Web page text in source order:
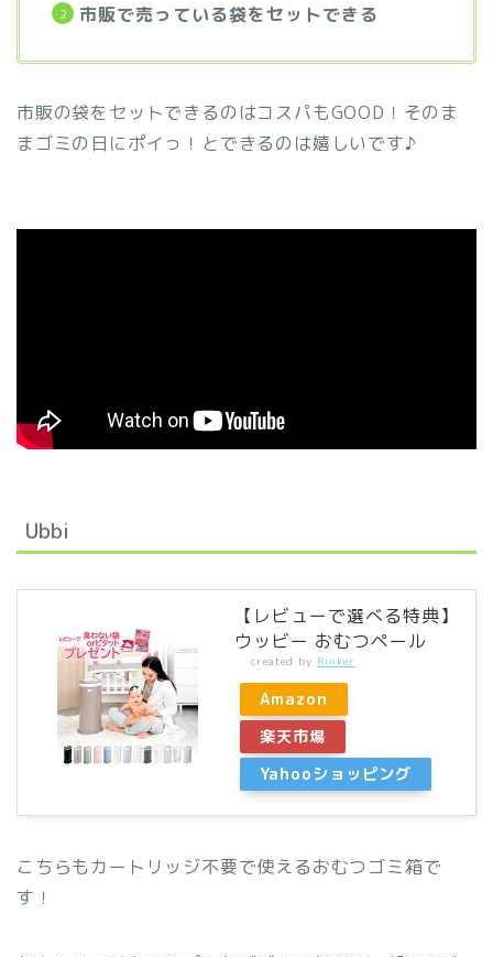
市販で売っている袋をセットできる
市販の袋をセットできるのはコスパもGOOD！そのま
まゴミの日にポイっ！とできるのは嬉しいです♪
Ubbi
【レビューで選べる特典】
ウッビー おむつペール
created by Rinker
Amazon
楽天市場
Yahooショッピング
こちらもカートリッジ不要で使えるおむつゴミ箱で
す！